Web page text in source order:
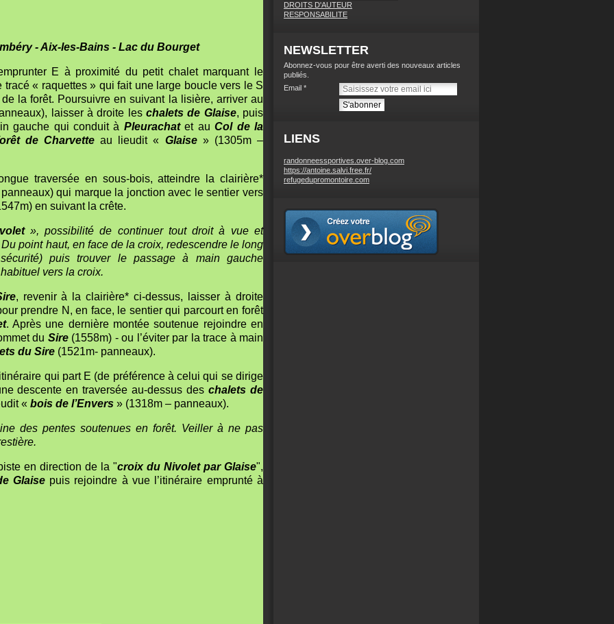
- Aix-les-Bains - Lac du Bourget
E à proximité du petit chalet marquant le
« raquettes » qui fait une large boucle vers le S
la forêt. Poursuivre en suivant la lisière, arriver au
laisser à droite les chalets de Glaise, puis
gauche qui conduit à Pleurachatet auCol de la
de Charvetteau lieudit « Glaise» (1305m –
traversée en sous-bois, atteindre la clairière*
qui marque la jonction avec le sentier vers
en suivant la crête.
», possibilité de continuer tout droit à vue et
Du point haut, en face de la croix, redescendre le long
puis trouver le passage à main gauche
vers la croix.
, revenir à la clairière* ci-dessus, laisser à droite
prendre N, en face, le sentier qui parcourt en forêt
. Après une dernière montée soutenue rejoindre en
du Sire(1558m) - ou l’éviter par la trace à main
du Sire (1521m- panneaux).
qui part E (de préférence à celui qui se dirige
descente en traversée au-dessus deschalets de
« bois de l’Envers » (1318m – panneaux).
des pentes soutenues en forêt. Veiller à ne pas
en direction de la "croix du Nivolet par Glaise",
Glaise puis rejoindre à vue l’itinéraire emprunté à
DROITS D'AUTEUR
RESPONSABILITE
NEWSLETTER
Abonnez-vous pour être averti des nouveaux articles
publiés.
Email
LIENS
randonneessportives.over-blog.com
https://antoine.salvi.free.fr/
refugedupromontoire.com